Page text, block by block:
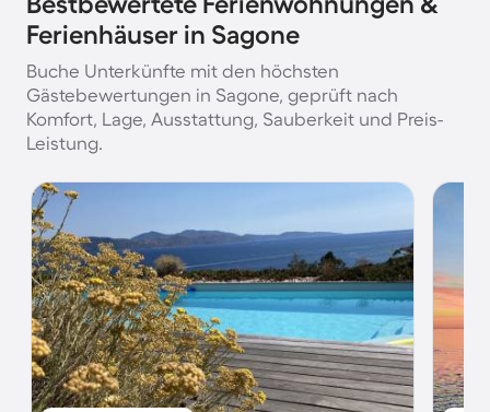
Ferienhäuser in Sagone
Buche Unterkünfte mit den höchsten
Gästebewertungen in Sagone, geprüft nach
Komfort, Lage, Ausstattung, Sauberkeit und Preis-
Leistung.